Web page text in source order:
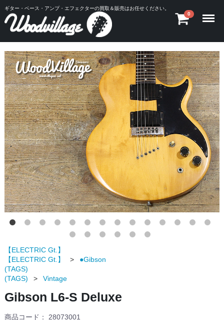
ギター・ベース・アンプ・エフェクターの買取＆販売はお任せください。
0
【ELECTRIC Gt.】
【ELECTRIC Gt.】
●Gibson
(TAGS)
(TAGS)
Vintage
Gibson L6-S Deluxe
商品コード：28073001